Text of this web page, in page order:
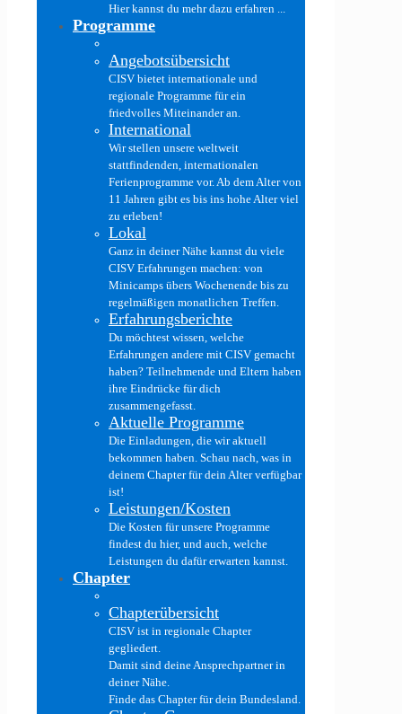
Hier kannst du mehr dazu erfahren ...
Programme
Angebotsübersicht
CISV bietet internationale und
regionale Programme für ein
friedvolles Miteinander an.
International
Wir stellen unsere weltweit
stattfindenden, internationalen
Ferienprogramme vor. Ab dem Alter von
11 Jahren gibt es bis ins hohe Alter viel
zu erleben!
Lokal
Ganz in deiner Nähe kannst du viele
CISV Erfahrungen machen: von
Minicamps übers Wochenende bis zu
regelmäßigen monatlichen Treffen.
Erfahrungsberichte
Du möchtest wissen, welche
Erfahrungen andere mit CISV gemacht
haben? Teilnehmende und Eltern haben
ihre Eindrücke für dich
zusammengefasst.
Aktuelle Programme
Die Einladungen, die wir aktuell
bekommen haben. Schau nach, was in
deinem Chapter für dein Alter verfügbar
ist!
Leistungen/Kosten
Die Kosten für unsere Programme
findest du hier, und auch, welche
Leistungen du dafür erwarten kannst.
Chapter
Chapterübersicht
CISV ist in regionale Chapter
gegliedert.
Damit sind deine Ansprechpartner in
deiner Nähe.
Finde das Chapter für dein Bundesland.